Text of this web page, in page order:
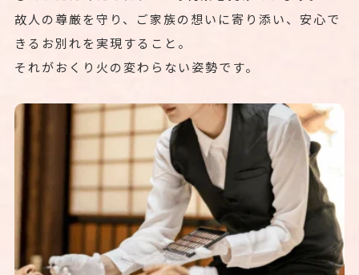
故人の尊厳を守り、ご家族の想いに寄り添い、安心で
きるお別れを実現すること。
それがおくり火の変わらない姿勢です。